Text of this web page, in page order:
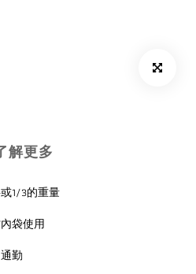
解更多
1/3的重量
袋使用
勤